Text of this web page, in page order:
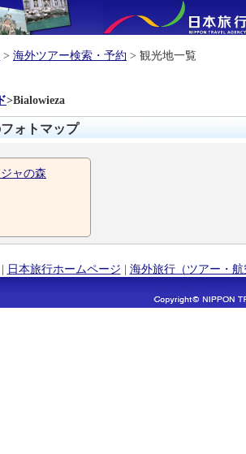
> 海外ツアー検索・予約 > 観光地一覧
>Bialowieza
ォトマップ
ャの森
| 日本旅行ホームページ | 海外旅行（ツアー・航